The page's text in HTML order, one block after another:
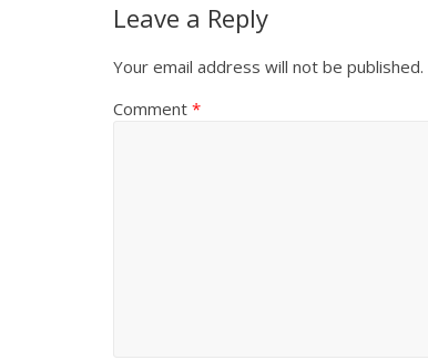
Leave a Reply
Your email address will not be published.
Comment *